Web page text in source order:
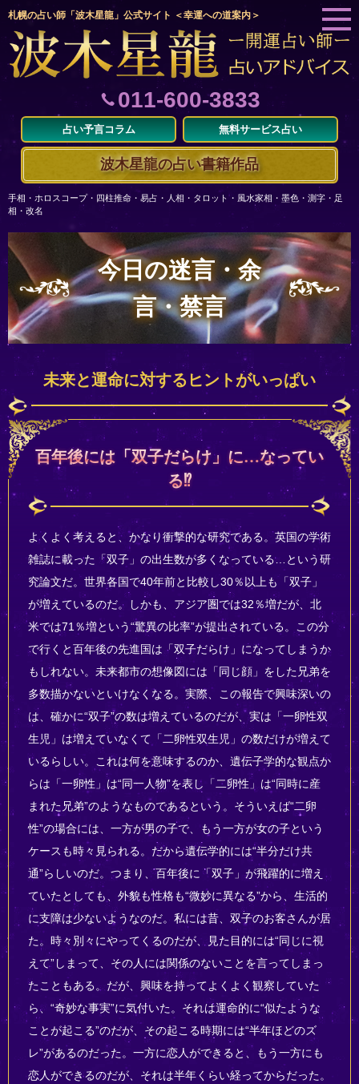
札幌の占い師「波木星龍」公式サイト ＜幸運への道案内＞
011-600-3833
占い予言コラム 無料サービス占い
波木星龍の占い書籍作品
手相・ホロスコープ・四柱推命・易占・人相・タロット・風水家相・墨色・測字・足
相・改名
今日の迷言・余
言・禁言
未来と運命に対するヒントがいっぱい
百年後には「双子だらけ」に…なってい
る⁉
よくよく考えると、かなり衝撃的な研究である。英国の学術
雑誌に載った「双子」の出生数が多くなっている…という研
究論文だ。世界各国で40年前と比較し30％以上も「双子」
が増えているのだ。しかも、アジア圏では32％増だが、北
米では71％増という“驚異の比率”が提出されている。この分
で行くと百年後の先進国は「双子だらけ」になってしまうか
もしれない。未来都市の想像図には「同じ顔」をした兄弟を
多数描かないといけなくなる。実際、この報告で興味深いの
は、確かに“双子”の数は増えているのだが、実は「一卵性双
生児」は増えていなくて「二卵性双生児」の数だけが増えて
いるらしい。これは何を意味するのか、遺伝子学的な観点か
らは「一卵性」は“同一人物”を表し「二卵性」は“同時に産
まれた兄弟”のようなものであるという。そういえば“二卵
性”の場合には、一方が男の子で、もう一方が女の子という
ケースも時々見られる。だから遺伝学的には“半分だけ共
通”らしいのだ。つまり、百年後に「双子」が飛躍的に増え
ていたとしても、外貌も性格も“微妙に異なる”から、生活的
に支障は少ないようなのだ。私には昔、双子のお客さんが居
た。時々別々にやってくるのだが、見た目的には“同じに視
えて”しまって、その人には関係のないことを言ってしまっ
たこともある。だが、興味を持ってよくよく観察していた
ら、“奇妙な事実”に気付いた。それは運命的に“似たような
ことが起こる”のだが、その起こる時期には“半年ほどのズ
レ”があるのだった。一方に恋人ができると、もう一方にも
恋人ができるのだが、それは半年くらい経ってからだった。